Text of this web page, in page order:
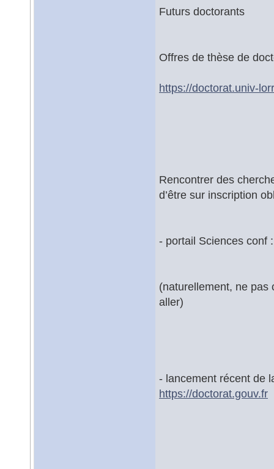
Futurs doctorants
Offres de thèse de
https://doctorat.univ-
Rencontrer des
d’être sur inscription
- portail Sciences conf
(naturellement, ne pas
aller)
- lancement récent de
https://doctorat.gouv.fr